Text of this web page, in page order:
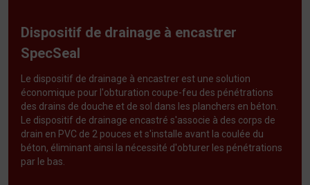
Dispositif de drainage à encastrer
SpecSeal
Le dispositif de drainage à encastrer est une solution
économique pour l'obturation coupe-feu des pénétrations
des drains de douche et de sol dans les planchers en béton.
Le dispositif de drainage encastré s'associe à des corps de
drain en PVC de 2 pouces et s'installe avant la coulée du
béton, éliminant ainsi la nécessité d'obturer les pénétrations
par le bas.